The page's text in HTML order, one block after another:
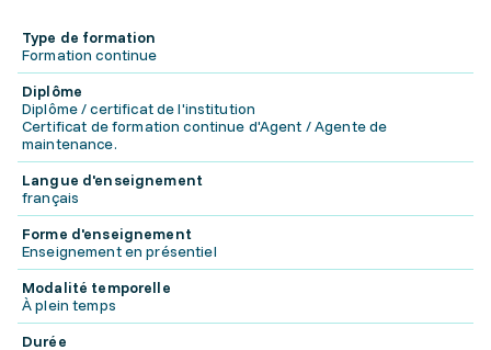
Type de formation
Formation continue
Diplôme
Diplôme / certificat de l'institution
Certificat de formation continue d'Agent / Agente de
maintenance.
Langue d'enseignement
français
Forme d'enseignement
Enseignement en présentiel
Modalité temporelle
À plein temps
Durée